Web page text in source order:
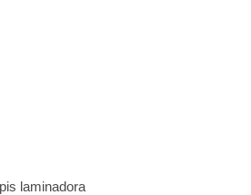
laminadora